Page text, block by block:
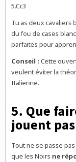
5.Cc3
Tu as deux cavaliers
du fou de cases
parfaites pour
Conseil : Cette
veulent éviter la
Italienne.
5. Que
jouent
Tout ne se passe
que les Noirs ne